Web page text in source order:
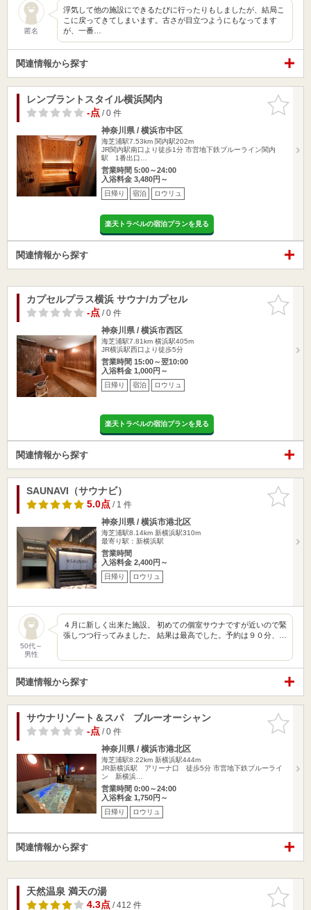
匿名
浮気して他の施設にできるたびに行ったりもしましたが、結局こ
こに戻ってきてしまいます。古さが目立つようにもなってます
が、一番…
関連情報から探す
お気に入
りに追加
レンブラントスタイル横浜関内
-点/ 0 件
神奈川県 / 横浜市中区
海芝浦駅7.53km 関内駅202m
JR関内駅南口より徒歩1分 市営地下鉄ブルーライン関内
駅 1番出口…
営業時間 5:00～24:00
入浴料金 3,480円～
日帰り 宿泊 ロウリュ
楽天トラベルの宿泊プランを見る
関連情報から探す
お気に入
りに追加
カプセルプラス横浜 サウナ/カプセル
-点/ 0 件
神奈川県 / 横浜市西区
海芝浦駅7.81km 横浜駅405m
JR横浜駅西口より徒歩5分
営業時間 15:00～翌10:00
入浴料金 1,000円～
日帰り 宿泊 ロウリュ
楽天トラベルの宿泊プランを見る
関連情報から探す
お気に入
りに追加
SAUNAVI（サウナビ）
5.0点/ 1 件
神奈川県 / 横浜市港北区
海芝浦駅8.14km 新横浜駅310m
最寄り駅：新横浜駅
営業時間
入浴料金 2,400円～
日帰り ロウリュ
50代～
男性
４月に新しく出来た施設。 初めての個室サウナですが近いので緊
張しつつ行ってみました。 結果は最高でした。予約は９０分、…
関連情報から探す
お気に入
りに追加
サウナリゾート＆スパ ブルーオーシャン
-点/ 0 件
神奈川県 / 横浜市港北区
海芝浦駅8.22km 新横浜駅444m
JR新横浜駅 アリーナ口 徒歩5分 市営地下鉄ブルーライ
ン 新横浜…
営業時間 0:00～24:00
入浴料金 1,750円～
日帰り ロウリュ
関連情報から探す
お気に入
りに追加
天然温泉 満天の湯
4.3点/ 412 件